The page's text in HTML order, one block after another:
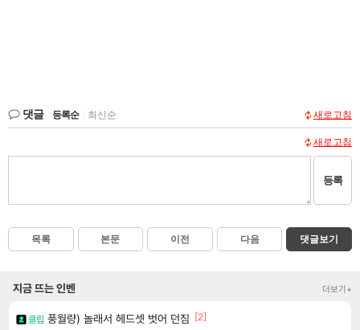
댓글 등록순 최신순 새로고침
새로고침
등록
목록 본문 이전 다음 댓글보기
지금 뜨는 인벤 더보기+
클립 풍월량) 놀래서 헤드셋 벗어 던짐 [2]